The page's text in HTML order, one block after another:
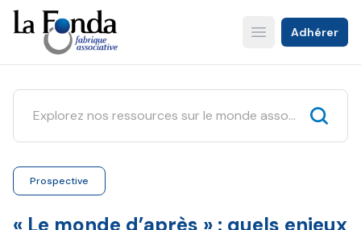
Aller
au
contenu
principal
Open main menu
Adhérer
Prospective
« Le monde d’après » : quels enjeux